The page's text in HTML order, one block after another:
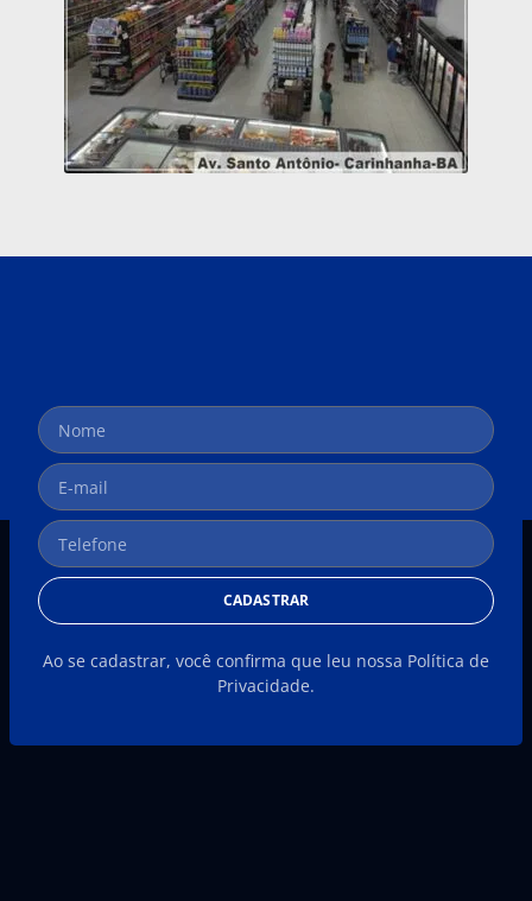
CADASTRAR
Ao se cadastrar, você confirma que leu nossa Política de
Privacidade.